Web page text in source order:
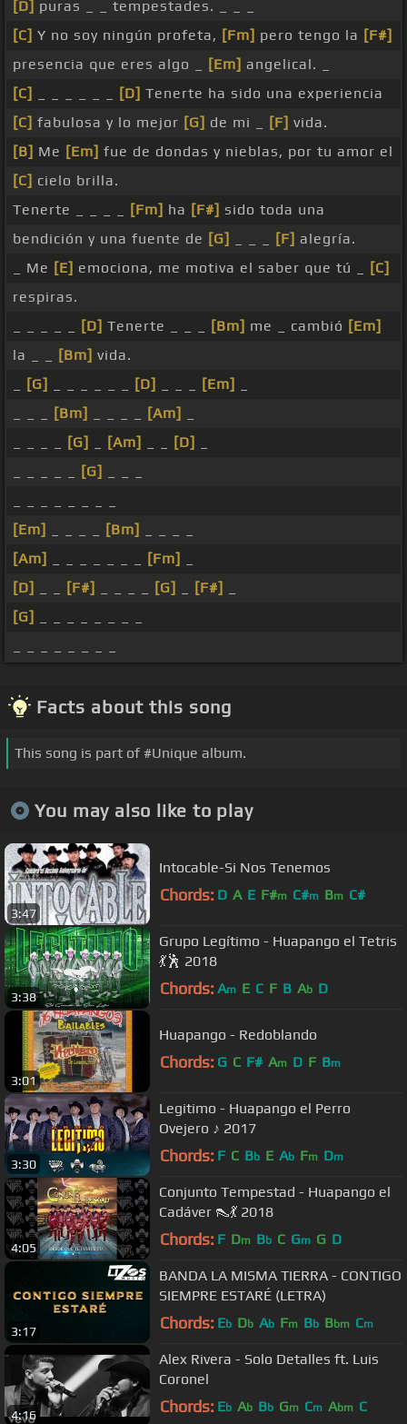
[D] puras _ _ tempestades. _ _ _
[C] Y no soy ningún profeta, [Fm] pero tengo la [F#]
presencia que eres algo _
[Em] angelical. _
[C]
[D] Tenerte ha sido una experiencia
[C] fabulosa y lo mejor [G] de mi _ [F] vida.
[B] Me [Em] fue de dondas y nieblas, por tu amor el
[C] cielo brilla.
Tenerte _ _ _ _
[Fm] ha [F#] sido toda una
bendición y una fuente de [G] [F] alegría.
_ Me [E] emociona, me motiva el saber que tú _
[C]
respiras.
[D] Tenerte _ _ _ [Bm] me _ cambió [Em]
la _ _
[Bm] vida.
[G] [D] [Em]
[Bm] [Am]
[G] [Am] [D]
[G]
[Em]
[Bm]
[Am]
[Fm]
[D]
[F#] [G] [F#]
[G]
Facts about this song
This song is part of #Unique album.
You may also like to play
3:47
Intocable-Si Nos Tenemos
Chords: D A E F#m C#m Bm C#
3:38
Grupo Legítimo - Huapango el Tetris
💃🕺 2018
Chords: Am E C F B Ab D
3:01
Huapango - Redoblando
Chords: G C F# Am D F Bm
3:30
Legitimo - Huapango el Perro
Ovejero ♪ 2017
Chords: F C Bb E Ab Fm Dm
4:05
Conjunto Tempestad - Huapango el
Cadáver 👠💃 2018
Chords: F Dm Bb C Gm G D
3:17
BANDA LA MISMA TIERRA - CONTIGO
SIEMPRE ESTARÉ (LETRA)
Chords: Eb Db Ab Fm Bb Bbm Cm
4:16
Alex Rivera - Solo Detalles ft. Luis
Coronel
Chords: Eb Ab Bb Gm Cm Abm C